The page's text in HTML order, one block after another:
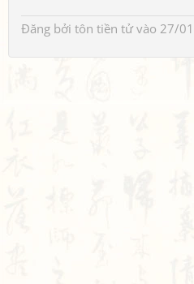
Đăng bởi tôn tiền tửvào 27/